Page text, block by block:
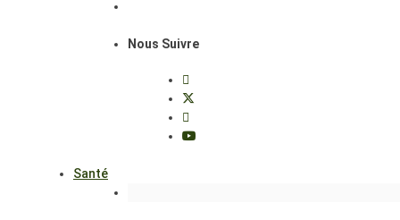
Nous Suivre
Santé